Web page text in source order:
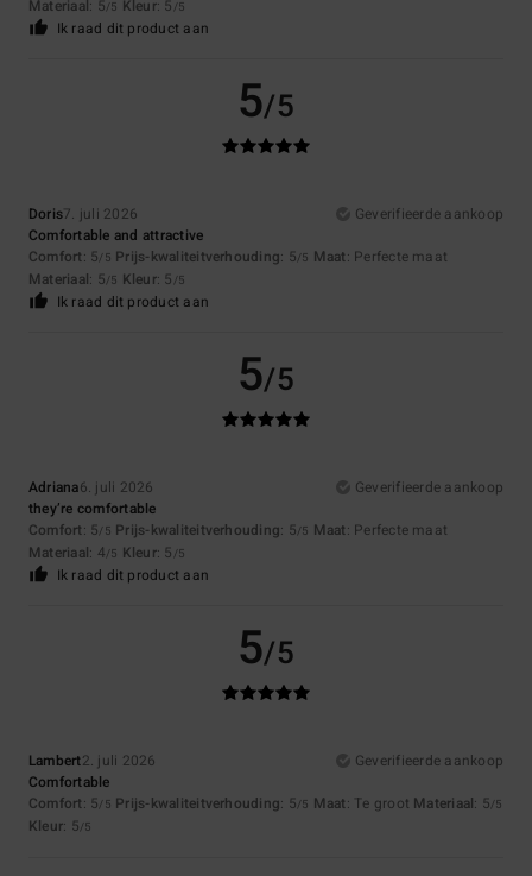
Materiaal: 5/5 Kleur: 5 /5
Ik raad dit product aan
5/5
Doris7. juli 2026
Geverifieerde aankoop
Comfortable and attractive
Comfort: 5/5 Prijs-kwaliteitverhouding: 5/5 Maat: Perfecte maat
Materiaal: 5/5 Kleur: 5 /5
Ik raad dit product aan
5/5
Adriana6. juli 2026
Geverifieerde aankoop
they’re comfortable
Comfort: 5/5 Prijs-kwaliteitverhouding: 5/5 Maat: Perfecte maat
Materiaal: 4/5 Kleur: 5 /5
Ik raad dit product aan
5/5
Lambert2. juli 2026
Geverifieerde aankoop
Comfortable
Comfort: 5/5 Prijs-kwaliteitverhouding: 5/5 Maat: Te groot Materiaal: 5/5
Kleur: 5/5